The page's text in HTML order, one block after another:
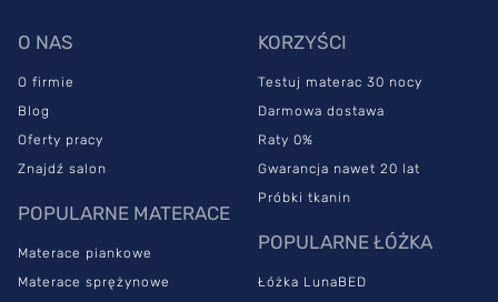
O NAS
O firmie
Blog
Oferty pracy
Znajdź salon
POPULARNE MATERACE
Materace piankowe
Materace sprężynowe
KORZYŚCI
Testuj materac 30 nocy
Darmowa dostawa
Raty 0%
Gwarancja nawet 20 lat
Próbki tkanin
POPULARNE ŁÓŻKA
Łóżka LunaBED